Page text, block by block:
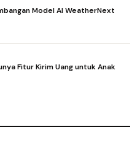
Model AI WeatherNext
Fitur Kirim Uang untuk Anak